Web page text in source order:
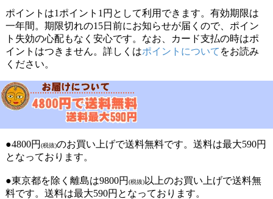
ポイントは1ポイント1円として利用できます。有効期限は
一年間。期限切れの15日前にお知らせが届くので、ポイン
ト失効の心配もなく安心です。なお、カード支払の時はポ
イントはつきません。詳しくはポイントについて をお読み
ください。
●4800円 (税抜)のお買い上げで送料無料です。送料は最大590円
となっております。
●東京都を除く離島は9800円 (税抜)以上のお買い上げで送料無
料です。送料は最大590円となっております。